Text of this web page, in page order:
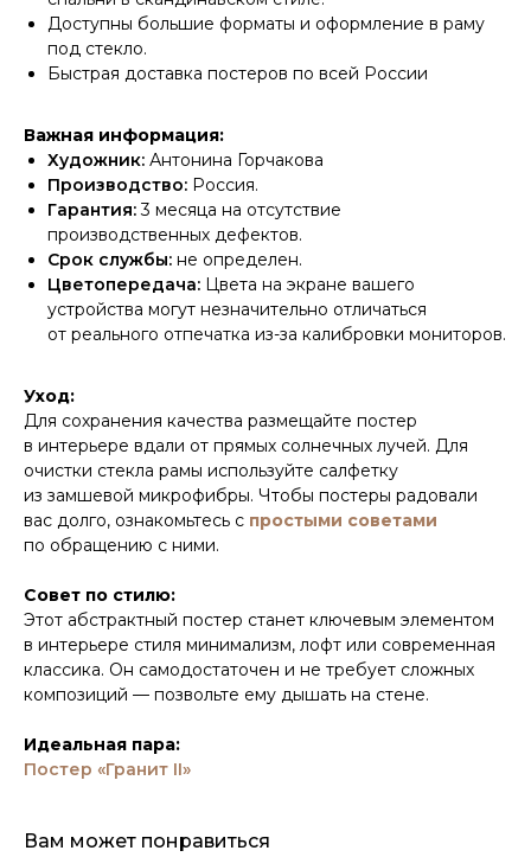
Доступны большие форматы и оформление в раму
под стекло.
Быстрая доставка постеров по всей России
Важная информация:
Художник: Антонина Горчакова
Производство: Россия.
Гарантия:3 месяца на отсутствие
производственных дефектов.
Срок службы: не определен.
Цветопередача: Цвета на экране вашего
устройства могут незначительно отличаться
от реального отпечатка из-за калибровки мониторов.
Уход:
Для сохранения качества размещайте постер
в интерьере вдали от прямых солнечных лучей. Для
очистки стекла рамы используйте салфетку
из замшевой микрофибры. Чтобы постеры радовали
вас долго, ознакомьтесь с простыми советами
по обращению с ними.
Совет по стилю:
Этот абстрактный постер станет ключевым элементом
в интерьере стиля минимализм, лофт или современная
классика. Он самодостаточен и не требует сложных
композиций — позвольте ему дышать на стене.
Идеальная пара:
Постер «Гранит II»
Вам может понравиться